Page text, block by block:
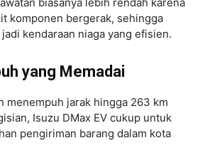
komponen bergerak, sehingga
kendaraan niaga yang efisien.
yang Memadai
menempuh jarak hingga 263 km
Isuzu DMax EV cukup untuk
pengiriman barang dalam kota